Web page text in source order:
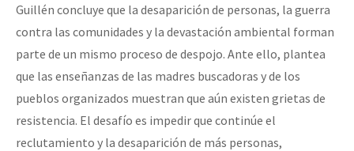
Guillén concluye que la desaparición de personas, la guerra
contra las comunidades y la devastación ambiental forman
parte de un mismo proceso de despojo. Ante ello, plantea
que las enseñanzas de las madres buscadoras y de los
pueblos organizados muestran que aún existen grietas de
resistencia. El desafío es impedir que continúe el
reclutamiento y la desaparición de más personas,